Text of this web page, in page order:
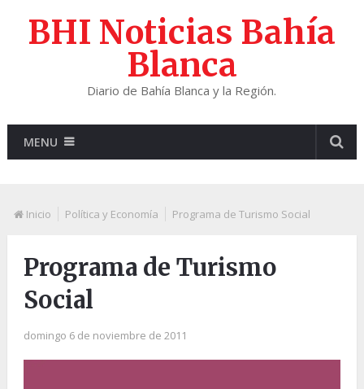
BHI Noticias Bahía
Blanca
Diario de Bahía Blanca y la Región.
MENU
Inicio Política y Economía Programa de Turismo Social
Programa de Turismo
Social
domingo 6 de noviembre de 2011